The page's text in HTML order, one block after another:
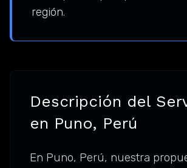
región.
Descripción del
en Puno, Perú
En Puno, Perú, nuestra